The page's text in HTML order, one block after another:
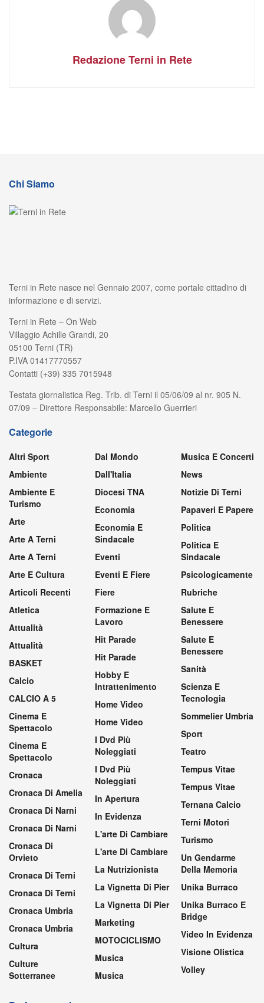
Redazione Terni in Rete
Chi Siamo
Terni in Rete nasce nel Gennaio 2007, come portale cittadino di
informazione e di servizi.
Terni in Rete – On Web
Villaggio Achille Grandi, 20
05100 Terni (TR)
P.IVA 01417770557
Contatti (+39) 335 7015948
Testata giornalistica Reg. Trib. di Terni il 05/06/09 al nr. 905 N.
07/09 – Direttore Responsabile: Marcello Guerrieri
Categorie
Altri Sport
Ambiente
Ambiente E
Turismo
Arte
Arte A Terni
Arte A Terni
Arte E Cultura
Articoli Recenti
Atletica
Attualità
Attualità
BASKET
Calcio
CALCIO A 5
Cinema E
Spettacolo
Cinema E
Spettacolo
Cronaca
Cronaca Di Amelia
Cronaca Di Narni
Cronaca Di Narni
Cronaca Di
Orvieto
Cronaca Di Terni
Cronaca Di Terni
Cronaca Umbria
Cronaca Umbria
Cultura
Culture
Sotterranee
Dal Mondo
Dall'Italia
Diocesi TNA
Economia
Economia E
Sindacale
Eventi
Eventi E Fiere
Fiere
Formazione E
Lavoro
Hit Parade
Hit Parade
Hobby E
Intrattenimento
Home Video
Home Video
I Dvd Più
Noleggiati
I Dvd Più
Noleggiati
In Apertura
In Evidenza
L'arte Di Cambiare
L'arte Di Cambiare
La Nutrizionista
La Vignetta Di Pier
La Vignetta Di Pier
Marketing
MOTOCICLISMO
Musica
Musica
Musica E Concerti
News
Notizie Di Terni
Papaveri E Papere
Politica
Politica E
Sindacale
Psicologicamente
Rubriche
Salute E
Benessere
Salute E
Benessere
Sanità
Scienza E
Tecnologia
Sommelier Umbria
Sport
Teatro
Tempus Vitae
Tempus Vitae
Ternana Calcio
Terni Motori
Turismo
Un Gendarme
Della Memoria
Unika Burraco
Unika Burraco E
Bridge
Video In Evidenza
Visione Olistica
Volley